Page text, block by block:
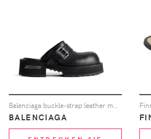
Balenciaga buckle-strap leather mules - Schwarz
BALENCIAGA